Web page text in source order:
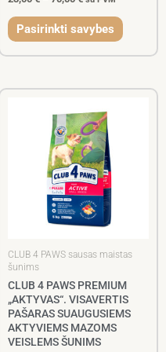
Pasirinkti savybes
CLUB 4 PAWS sausas maistas
šunims
CLUB 4 PAWS PREMIUM
„AKTYVAS“. VISAVERTIS
PAŠARAS SUAUGUSIEMS
AKTYVIEMS MAZOMS
VEISLEMS ŠUNIMS